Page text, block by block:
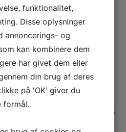
at vi bliver anerkendt som en
sundhedssektoren. Dette kan
på at opretholde høje
og kompetencer.
udfordring for
problem/udfordring så
tilskud via
stille krav om autorisation. Hos
er der både
funktionalitet,
Disse oplysninger
annoncerings- og
kan kombinere dem
har givet dem eller
din brug af deres
på 'OK' giver du
formål.